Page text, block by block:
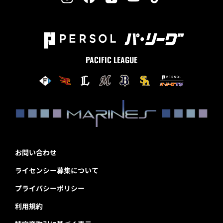
PACIFIC LEAGUE
お問い合わせ
ライセンシー募集について
プライバシーポリシー
利用規約